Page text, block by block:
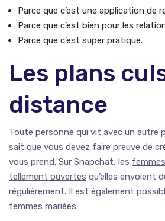
Parce que c’est une application de
Parce que c’est bien pour les
Parce que c’est super pratique.
Les plans
distance
Toute personne qui vit avec un autre
sait que vous devez faire preuve de
vous prend. Sur Snapchat, les
tellement ouvertes qu’elles envoient
régulièrement. Il est également
femmes mariées.